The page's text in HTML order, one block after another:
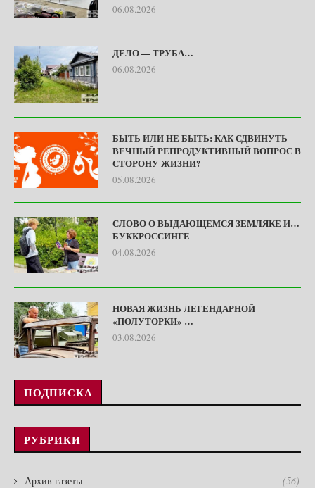
06.08.2026
ДЕЛО — ТРУБА…
06.08.2026
БЫТЬ ИЛИ НЕ БЫТЬ: КАК СДВИНУТЬ
ВЕЧНЫЙ РЕПРОДУКТИВНЫЙ ВОПРОС В
СТОРОНУ ЖИЗНИ?
05.08.2026
СЛОВО О ВЫДАЮЩЕМСЯ ЗЕМЛЯКЕ И…
БУККРОССИНГЕ
04.08.2026
НОВАЯ ЖИЗНЬ ЛЕГЕНДАРНОЙ
«ПОЛУТОРКИ» …
03.08.2026
ПОДПИСКА
РУБРИКИ
Архив газеты (56)